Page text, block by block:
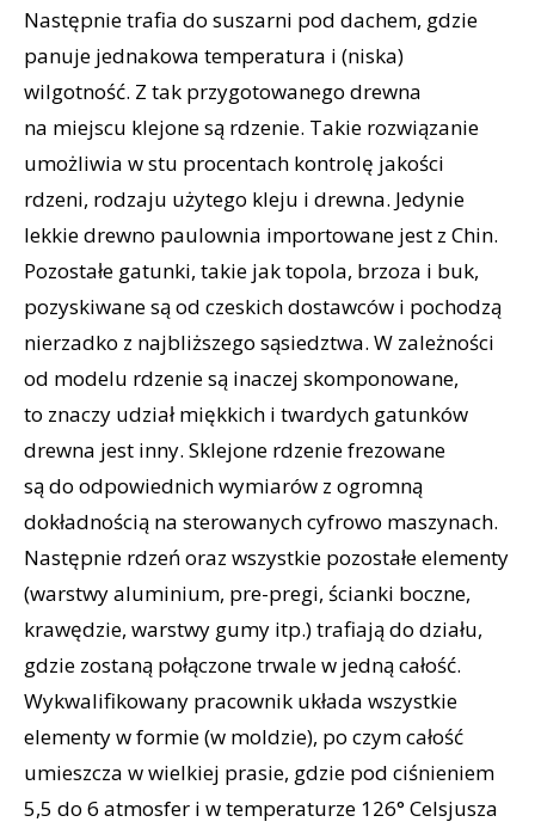
Następnie trafia do suszarni pod dachem, gdzie
panuje jednakowa temperatura i (niska)
wilgotność. Z tak przygotowanego drewna
na miejscu klejone są rdzenie. Takie rozwiązanie
umożliwia w stu procentach kontrolę jakości
rdzeni, rodzaju użytego kleju i drewna. Jedynie
lekkie drewno paulownia importowane jest z Chin.
Pozostałe gatunki, takie jak topola, brzoza i buk,
pozyskiwane są od czeskich dostawców i pochodzą
nierzadko z najbliższego sąsiedztwa. W zależności
od modelu rdzenie są inaczej skomponowane,
to znaczy udział miękkich i twardych gatunków
drewna jest inny. Sklejone rdzenie frezowane
są do odpowiednich wymiarów z ogromną
dokładnością na sterowanych cyfrowo maszynach.
Następnie rdzeń oraz wszystkie pozostałe elementy
(warstwy aluminium, pre-pregi, ścianki boczne,
krawędzie, warstwy gumy itp.) trafiają do działu,
gdzie zostaną połączone trwale w jedną całość.
Wykwalifikowany pracownik układa wszystkie
elementy w formie (w moldzie), po czym całość
umieszcza w wielkiej prasie, gdzie pod ciśnieniem
5,5 do 6 atmosfer i w temperaturze 126° Celsjusza